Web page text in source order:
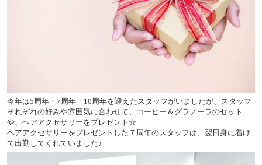
今年は5周年・7周年・10周年を迎えたスタッフがいましたが、スタッフ
それぞれの好みや雰囲気に合わせて、コーヒー＆グラノーラのセット
や、ヘアアクセサリーをプレゼント☆
ヘアアクセサリーをプレゼントした７周年のスタッフは、翌日身に着け
て出勤してくれていました♪